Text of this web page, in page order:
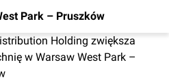
Park – Pruszków
Holding zwiększa
w Warsaw West Park –